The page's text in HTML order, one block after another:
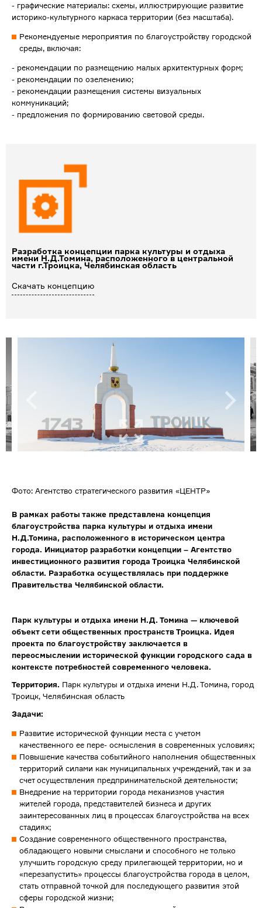
- графические материалы: схемы, иллюстрирующие развитие
историко-культурного каркаса территории (без масштаба).
Рекомендуемые мероприятия по благоустройству городской
среды, включая:
- рекомендации по размещению малых архитектурных форм;
- рекомендации по озеленению;
- рекомендации размещения системы визуальных
коммуникаций;
- предложения по формированию световой среды.
Разработка концепции парка культуры и отдыха
имени Н.Д.Томина, расположенного в центральной
части г.Троицка, Челябинская область
Скачать концепцию
Фото: Агентство стратегического развития «ЦЕНТР»
В рамках работы также представлена концепция
благоустройства парка культуры и отдыха имени
Н.Д.Томина, расположенного в историческом центра
города. Инициатор разработки концепции – Агентство
инвестиционного развития города Троицка Челябинской
области. Разработка осуществлялась при поддержке
Правительства Челябинской области.
Парк культуры и отдыха имени Н.Д. Томина — ключевой
объект сети общественных пространств Троицка. Идея
проекта по благоустройству заключается в
переосмыслении исторической функции городского сада в
контексте потребностей современного человека.
Территория. Парк культуры и отдыха имени Н.Д. Томина, город
Троицк, Челябинская область
Задачи:
Развитие исторической функции места с учетом
качественного ее пере- осмысления в современных условиях;
Повышение качества событийного наполнения общественных
территорий силами как муниципальных учреждений, так и за
счет осуществления предпринимательской деятельности;
Внедрение на территории города механизмов участия
жителей города, представителей бизнеса и других
заинтересованных лиц в процессах благоустройства на всех
стадиях;
Создание современного общественного пространства,
обладающего новыми смыслами и способного не только
улучшить городскую среду прилегающей территории, но и
«перезапустить» процессы благоустройства города в целом,
стать отправной точкой для последующего развития этой
сферы городской жизни;